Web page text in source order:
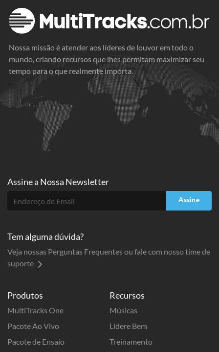
Nossa missão é atender aos líderes de louvor em todo o
mundo, criando recursos que lhes permitam maximizar seu
tempo para o que realmente importa.
Produtos
MultiTracks One
Pacote Ao Vivo
Pacote de Ensaio
Recursos
Músicas
Lidere Bem
Treinamento
Assine a Nossa Newsletter
Assine
Tem alguma dúvida?
Veja nossas Perguntas Frequentes ou fale com nosso time de
suporte